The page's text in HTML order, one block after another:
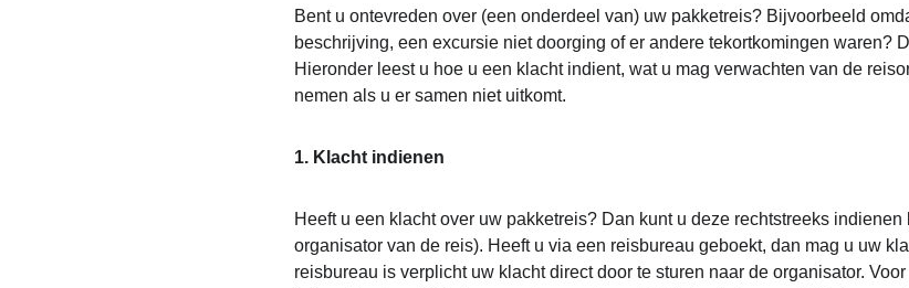
Bent u ontevreden over (een onderdeel van) uw pakketreis? Bijvoorbeeld
beschrijving, een excursie niet doorging of er andere tekortkomingen waren?
Hieronder leest u hoe u een klacht indient, wat u mag verwachten van de
nemen als u er samen niet uitkomt.
1. Klacht indienen
Heeft u een klacht over uw pakketreis? Dan kunt u deze rechtstreeks
organisator van de reis). Heeft u via een reisbureau geboekt, dan mag u uw
reisbureau is verplicht uw klacht direct door te sturen naar de organisator.